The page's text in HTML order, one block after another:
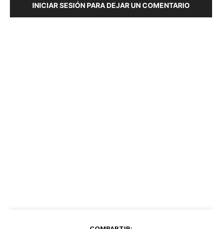
INICIAR SESIÓN PARA DEJAR UN COMENTARIO